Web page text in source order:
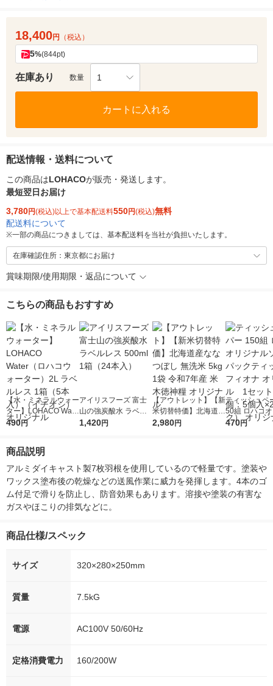
18,400円 （税込）
5%(844pt)
在庫あり 数量 1
カートに入れる
配送情報・送料について
この商品はLOHACOが販売・発送します。
最短翌日お届け
3,780円(税込)以上で基本配送料550円(税込)無料
配送料について
※一部の商品につきましては、基本配送料を当社が負担いたします。
在庫確認住所：東京都にお届け
賞味期限/使用期限・返品について
こちらの商品もおすすめ
【水・ミネラルウォー
ター】LOHACO Wate
r（ロハコウォータ
シ） オリジナル
490円
アイリスフーズ 富士
山の強炭酸水 ラベル
レス 500ml 1箱（24
1,420円
【アウトレット】【新
米切替特価】北海道産
ななつぼし 無洗米 5k
2,980円
ティッシュペ
50組 ロハコ
ルソフトパッ
オリジナル
470円
商品説明
アルミダイキャスト製7枚羽根を使用しているので軽量です。塗装や
ワックス塗布後の乾燥などの送風作業に威力を発揮します。4本のゴ
ム付足で滑りを防止し、防音効果もあります。溶接や塗装の有害な
ガスやほこりの排気などに。
商品仕様/スペック
サイズ 320×280×250mm
質量 7.5kG
電源 AC100V 50/60Hz
定格消費電力 160/200W